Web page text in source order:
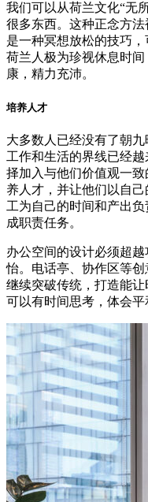
我们可以从荷兰文化“无
很多东西。这种正念方
是一种冥想放松的技巧，
荷兰人极为珍视休息时
康，精力充沛。
培养人才
大多数人已经没有了朝
工作和生活的界线已经
择加入与他们价值观一
养人才，并让他们以自
工为自己的时间和产出
成职责任务。
办公空间的设计必须超
怡。电话亭、协作区等
继续突破传统，打造能
可以有时间思考，体会平